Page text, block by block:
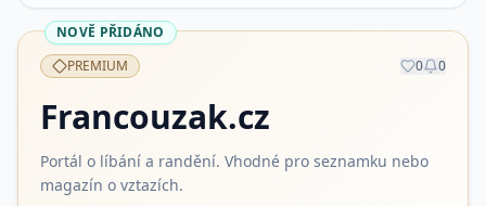
NOVĚ PŘIDÁNO
PREMIUM
0 0
Francouzak.cz
Portál o líbání a randění. Vhodné pro seznamku nebo
magazín o vztazích.